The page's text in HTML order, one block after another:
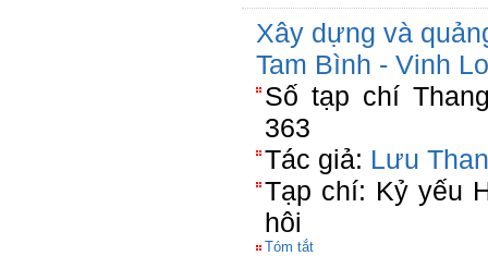
Xây dựng và
Tam Bình - Vinh
Số tạp chí
363
Tác giả: Lưu
Tạp chí: Kỷ yếu
hôi
Tóm tắt